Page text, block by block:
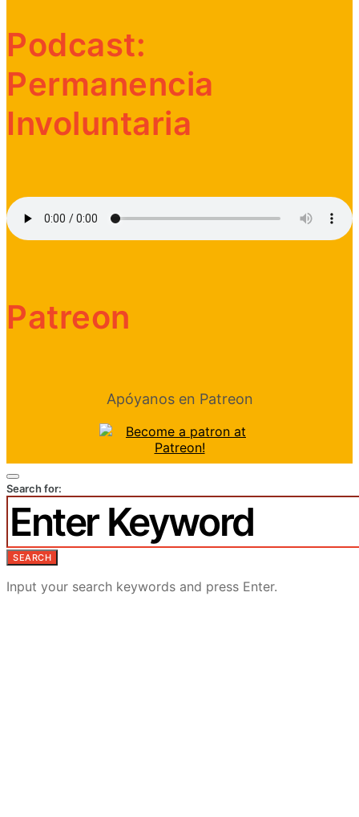
Podcast:
Permanencia
Involuntaria
Patreon
Apóyanos en Patreon
Search for:
SEARCH
Input your search keywords and press Enter.